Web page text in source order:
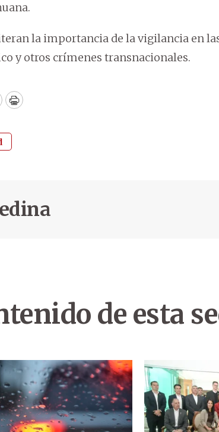
la importancia de la vigilancia en
y otros crímenes transnacionales.
Print
de esta